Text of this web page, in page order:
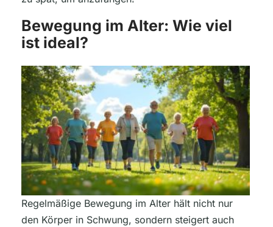
Bewegung im Alter: Wie viel
ist ideal?
Regelmäßige Bewegung im Alter hält nicht nur
den Körper in Schwung, sondern steigert auch